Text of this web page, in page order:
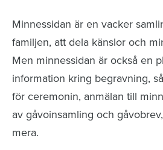
Minnessidan är en vacker
familjen, att dela känslor och
Men minnessidan är också en
information kring begravning,
för ceremonin, anmälan till
av gåvoinsamling och
mera.